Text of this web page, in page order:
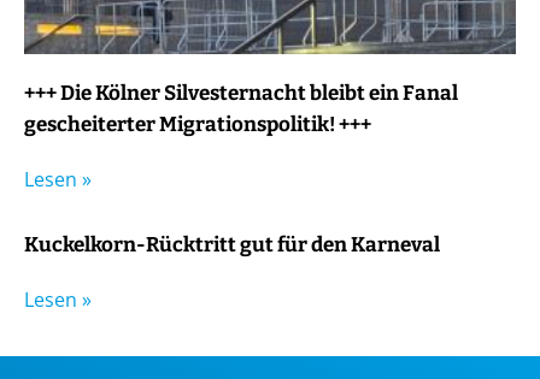
+++ Die Kölner Silvesternacht bleibt ein Fanal
gescheiterter Migrationspolitik! +++
Lesen »
Kuckelkorn-Rücktritt gut für den Karneval
Lesen »